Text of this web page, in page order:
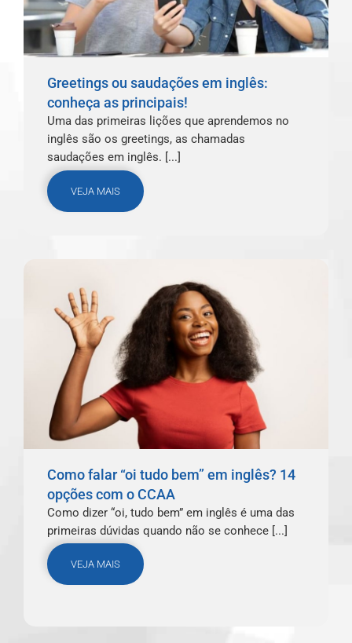
Greetings ou saudações em inglês:
conheça as principais!
Uma das primeiras lições que aprendemos no
inglês são os greetings, as chamadas
saudações em inglês. [...]
VEJA MAIS
Como falar “oi tudo bem” em inglês? 14
opções com o CCAA
Como dizer “oi, tudo bem” em inglês é uma das
primeiras dúvidas quando não se conhece [...]
VEJA MAIS